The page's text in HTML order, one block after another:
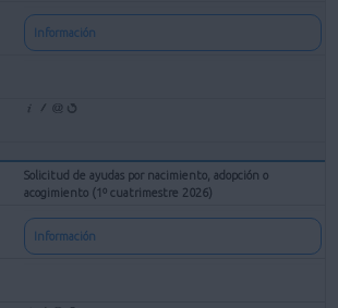
Información
Solicitud de ayudas por nacimiento, adopción o
acogimiento (1º cuatrimestre 2026)
Información